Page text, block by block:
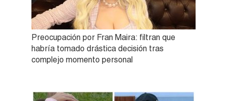
Preocupación por Fran Maira: filtran que
habría tomado drástica decisión tras
complejo momento personal